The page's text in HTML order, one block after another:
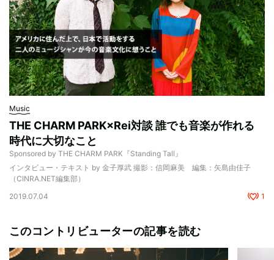
Music
THE CHARM PARK×Rei対談 誰でも音楽が作れる
時代に大切なこと
Sponsored by THE CHARM PARK『Standing Tall』
インタビュー・テキスト by 金子厚武 撮影：信岡麻美 編集：矢島由佳子
（CINRA.NET編集部）
2019.07.04
1
このコントリビューターの記事を読む